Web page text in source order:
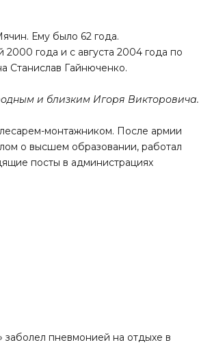
Ему было 62 года.
года и с августа 2004 года по
Станислав Гайнюченко.
и близким Игоря Викторовича.
монтажником. После армии
о высшем образовании, работал
посты в администрациях
заболел пневмонией на отдыхе в